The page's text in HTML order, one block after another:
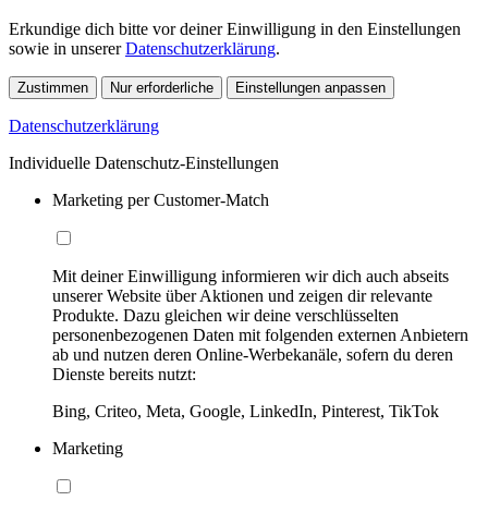
Erkundige dich bitte vor deiner Einwilligung in den Einstellungen
sowie in unsererDatenschutzerklärung.
Zustimmen Nur erforderliche Einstellungen anpassen
Datenschutzerklärung
Individuelle Datenschutz-Einstellungen
Marketing per Customer-Match
Mit deiner Einwilligung informieren wir dich auch abseits
unserer Website über Aktionen und zeigen dir relevante
Produkte. Dazu gleichen wir deine verschlüsselten
personenbezogenen Daten mit folgenden externen Anbietern
ab und nutzen deren Online-Werbekanäle, sofern du deren
Dienste bereits nutzt:
Bing, Criteo, Meta, Google, LinkedIn, Pinterest, TikTok
Marketing